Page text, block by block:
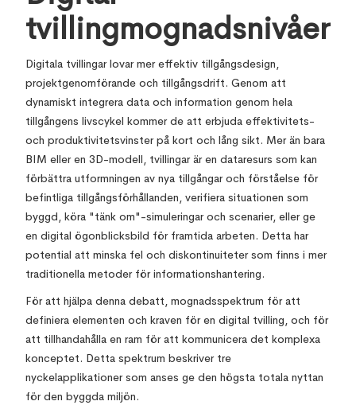
tvillingmognadsnivåer
Digitala tvillingar lovar mer effektiv tillgångsdesign,
projektgenomförande och tillgångsdrift. Genom att
dynamiskt integrera data och information genom hela
tillgångens livscykel kommer de att erbjuda effektivitets-
och produktivitetsvinster på kort och lång sikt. Mer än bara
BIM eller en 3D-modell, tvillingar är en dataresurs som kan
förbättra utformningen av nya tillgångar och förståelse för
befintliga tillgångsförhållanden, verifiera situationen som
byggd, köra "tänk om"-simuleringar och scenarier, eller ge
en digital ögonblicksbild för framtida arbeten. Detta har
potential att minska fel och diskontinuiteter som finns i mer
traditionella metoder för informationshantering.
För att hjälpa denna debatt, mognadsspektrum för att
definiera elementen och kraven för en digital tvilling, och för
att tillhandahålla en ram för att kommunicera det komplexa
konceptet. Detta spektrum beskriver tre
nyckelapplikationer som anses ge den högsta totala nyttan
för den byggda miljön.